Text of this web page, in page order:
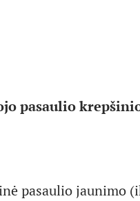
pasaulio
pasaulio jaunimo